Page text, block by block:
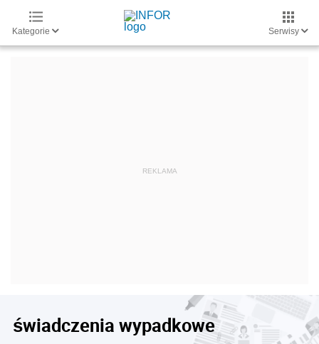
Kategorie Serwisy
świadczenia wypadkowe